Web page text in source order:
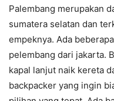
Palembang merupakan
sumatera selatan dan
empeknya. Ada
pelembang dari jakarta.
kapal lanjut naik kereta
backpacker yang ingin